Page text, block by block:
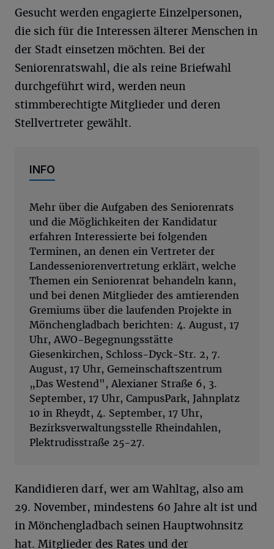
Gesucht werden engagierte Einzelpersonen,
die sich für die Interessen älterer Menschen in
der Stadt einsetzen möchten. Bei der
Seniorenratswahl, die als reine Briefwahl
durchgeführt wird, werden neun
stimmberechtigte Mitglieder und deren
Stellvertreter gewählt.
INFO
Mehr über die Aufgaben des Seniorenrats
und die Möglichkeiten der Kandidatur
erfahren Interessierte bei folgenden
Terminen, an denen ein Vertreter der
Landesseniorenvertretung erklärt, welche
Themen ein Seniorenrat behandeln kann,
und bei denen Mitglieder des amtierenden
Gremiums über die laufenden Projekte in
Mönchengladbach berichten: 4. August, 17
Uhr, AWO-Begegnungsstätte
Giesenkirchen, Schloss-Dyck-Str. 2, 7.
August, 17 Uhr, Gemeinschaftszentrum
„Das Westend", Alexianer Straße 6, 3.
September, 17 Uhr, CampusPark, Jahnplatz
10 in Rheydt, 4. September, 17 Uhr,
Bezirksverwaltungsstelle Rheindahlen,
Plektrudisstraße 25-27.
Kandidieren darf, wer am Wahltag, also am
29. November, mindestens 60 Jahre alt ist und
in Mönchengladbach seinen Hauptwohnsitz
hat. Mitglieder des Rates und der